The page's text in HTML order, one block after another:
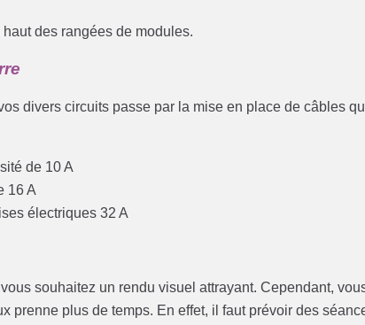
des rangées de modules.
divers circuits passe par la mise en place de câbles
de 10 A
16 A
électriques 32 A
souhaitez un rendu visuel attrayant. Cependant,
prenne plus de temps. En effet, il faut prévoir des